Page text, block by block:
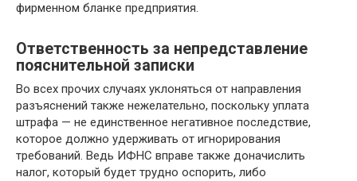
фирменном бланке предприятия.
Ответственность за непредставление
пояснительной записки
Во всех прочих случаях уклоняться от направления
разъяснений также нежелательно, поскольку уплата
штрафа — не единственное негативное последствие,
которое должно удерживать от игнорирования
требований. Ведь ИФНС вправе также доначислить
налог, который будет трудно оспорить, либо